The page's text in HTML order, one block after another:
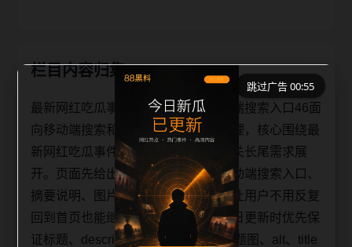
栏目内容归集
最新网红吃瓜事件合集爆料合集移动端搜索入口46面
向移动端搜索和站内连续阅读场景整理，核心围绕最
新网红吃瓜事件合集、爆料合集和相关长尾需求展
开。页面先给出清晰主题，再补充移动端搜索入口、
摘要说明、图片语义和可点击入口，让用户不用反复
回到首页也能继续浏览同类内容。每日更新时优先保
证标题、description、canonical、主题图、alt、title
跳过广告 00:54